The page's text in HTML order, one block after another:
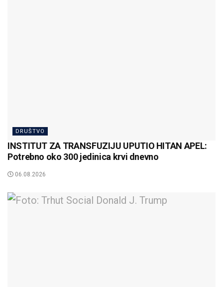
DRUŠTVO
INSTITUT ZA TRANSFUZIJU UPUTIO HITAN APEL:
Potrebno oko 300 jedinica krvi dnevno
06.08.2026